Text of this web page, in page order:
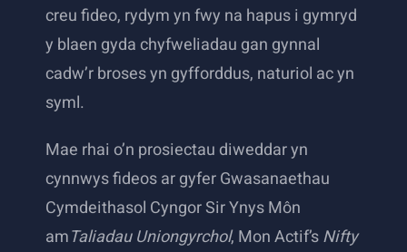
creu fideo, rydym yn fwy na hapus i gymryd
y blaen gyda chyfweliadau gan gynnal
cadw’r broses yn gyfforddus, naturiol ac yn
syml.
Mae rhai o’n prosiectau diweddar yn
cynnwys fideos ar gyfer Gwasanaethau
Cymdeithasol Cyngor Sir Ynys Môn
amTaliadau Uniongyrchol, Mon Actif’sNifty